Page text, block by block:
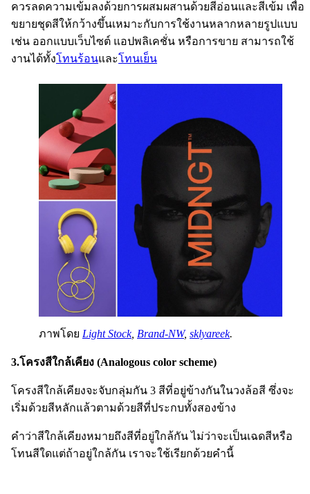
ควรลดความเข้มลงด้วยการผสมผสานด้วยสีอ่อนและสีเข้ม เพื่อ
ขยายชุดสีให้กว้างขึ้นเหมาะกับการใช้งานหลากหลายรูปแบบ
เช่น ออกแบบเว็บไซต์ แอปพลิเคชั่น หรือการขาย สามารถใช้
งานได้ทั้งโทนร้อนและโทนเย็น
ภาพโดย Light Stock, Brand-NW, sklyareek.
3.โครงสีใกล้เคียง (Analogous color scheme)
โครงสีใกล้เคียงจะจับกลุ่มกัน 3 สีที่อยู่ข้างกันในวงล้อสี ซึ่งจะ
เริ่มด้วยสีหลักแล้วตามด้วยสีที่ประกบทั้งสองข้าง
คำว่าสีใกล้เคียงหมายถึงสีที่อยู่ใกล้กัน ไม่ว่าจะเป็นเฉดสีหรือ
โทนสีใดแต่ถ้าอยู่ใกล้กัน เราจะใช้เรียกด้วยคำนี้